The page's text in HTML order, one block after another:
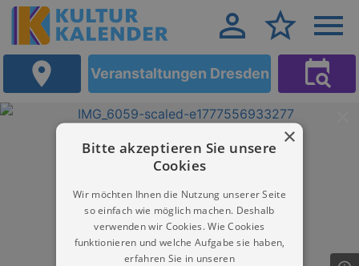
Veranstaltungen Dresden
×
Bitte akzeptieren Sie unsere
Cookies
Wir möchten Ihnen die Nutzung unserer Seite
so einfach wie möglich machen. Deshalb
verwenden wir Cookies. Wie Cookies
funktionieren und welche Aufgabe sie haben,
erfahren Sie in unseren